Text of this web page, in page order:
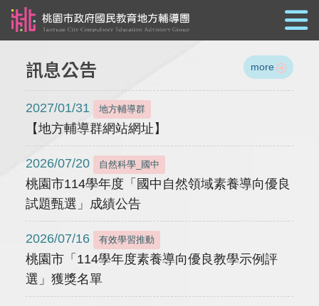
訊息公告 more
2027/01/31 地方輔導群
【地方輔導群網站網址】
2026/07/20 自然科學_國中
桃園市114學年度「國中自然領域素養導向優良
試題甄選」成績公告
2026/07/16 有效學習推動
桃園市「114學年度素養導向優良教學示例評
選」獲獎名單